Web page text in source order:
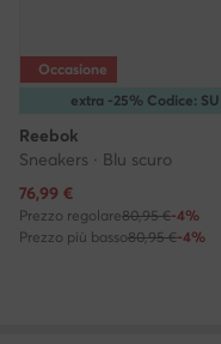
extra -25% Codice:
Occasione
Reebok
Sneakers · Blu scuro
Prezzo attuale
76,99 €
Prezzo regolare80,95 €-4%
Prezzo più basso80,95 €-4%